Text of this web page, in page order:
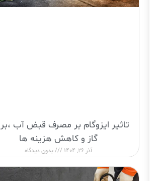
تاثیر ایزوگام بر مصرف قبض آب
گاز و کاهش هزینه ها
آذر 26, 1404 بدون دیدگاه